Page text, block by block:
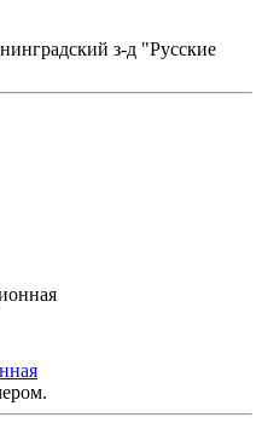
з-д "Русские